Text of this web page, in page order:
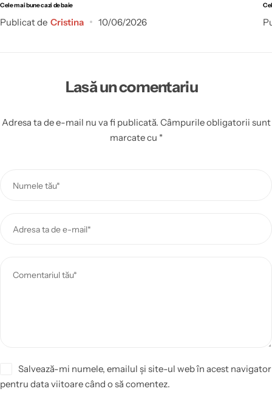
Cele mai bune cazi de baie
Publicat de Cristina 10/06/2026
Lasă un comentariu
Adresa ta de e-mail nu va fi publicată. Câmpurile obligatorii sunt
marcate cu *
Salvează-mi numele, emailul și site-ul web în acest navigator
pentru data viitoare când o să comentez.